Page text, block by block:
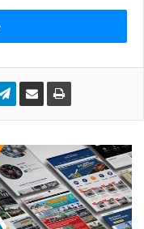
transaksi dalam
secara kronologis
pihak tunggal yang